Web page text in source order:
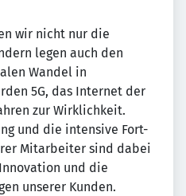
wir nicht nur die
legen auch den
Wandel in
5G, das Internet der
zur Wirklichkeit.
und die intensive Fort-
Mitarbeiter sind dabei
und die
unserer Kunden.